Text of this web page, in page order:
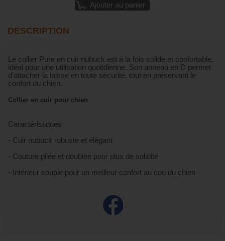
Ajouter au panier
DESCRIPTION
Le collier Pure en cuir nubuck est à la fois solide et confortable,
idéal pour une utilisation quotidienne. Son anneau en D permet
d’attacher la laisse en toute sécurité, tout en préservant le
confort du chien.
Collier en cuir pour chien
Caractéristiques
- Cuir nubuck robuste et élégant
- Couture pliée et doublée pour plus de solidité
- Intérieur souple pour un meilleur confort au cou du chien